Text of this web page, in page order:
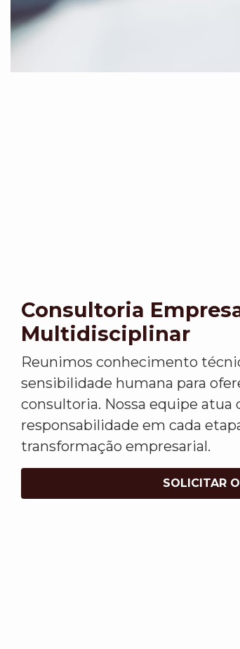
Consultoria
Multidisciplinar
Reunimos conhecimento
sensibilidade humana para
consultoria. Nossa equipe atua
responsabilidade em cada
transformação empresarial.
SOLICITAR